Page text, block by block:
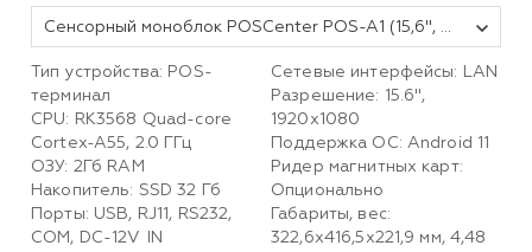
Сенсорный моноблок POSCenter POS-A1 (15,6", P-CAP, RK3568, 2Gb/32Gb, WiFi, BT, MSR) Android 11
Тип устройства: POS-
терминал
CPU: RK3568 Quad-core
Cortex-A55, 2.0 ГГц
ОЗУ: 2Гб RAM
Накопитель: SSD 32 Гб
Порты: USB, RJ11, RS232,
COM, DC-12V IN
Сетевые интерфейсы: LAN
Разрешение: 15.6",
1920х1080
Поддержка ОС: Android 11
Ридер магнитных карт:
Опционально
Габариты, вес:
322,6х416,5х221,9 мм, 4,48